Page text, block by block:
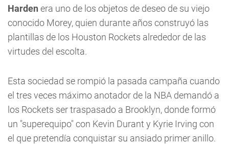
Harden era uno de los objetos de deseo de su viejo
conocido Morey, quien durante años construyó las
plantillas de los Houston Rockets alrededor de las
virtudes del escolta.
Esta sociedad se rompió la pasada campaña cuando
el tres veces máximo anotador de la NBA demandó a
los Rockets ser traspasado a Brooklyn, donde formó
un "superequipo" con Kevin Durant y Kyrie Irving con
el que pretendía conquistar su ansiado primer anillo.